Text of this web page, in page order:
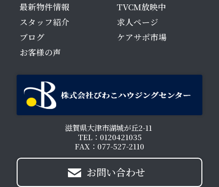
最新物件情報
スタッフ紹介
ブログ
お客様の声
TVCM放映中
求人ページ
ケアサポ市場
滋賀県大津市湖城が丘2-11
TEL：0120421035
FAX：077-527-2110
お問い合わせ